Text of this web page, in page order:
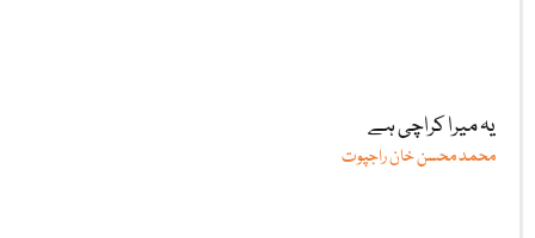
یہ میرا کراچی ہے
محمد محسن خان راجپوت